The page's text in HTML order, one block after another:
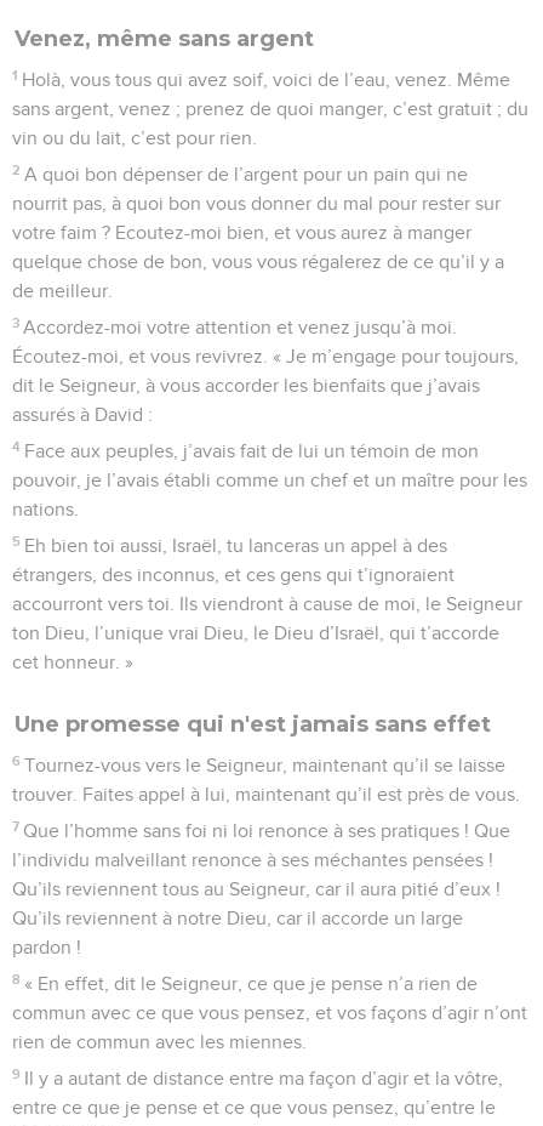
Venez, même sans argent
1 Holà, vous tous qui avez soif, voici de l’eau, venez. Même
sans argent, venez ; prenez de quoi manger, c’est gratuit ; du
vin ou du lait, c’est pour rien.
2 A quoi bon dépenser de l’argent pour un pain qui ne
nourrit pas, à quoi bon vous donner du mal pour rester sur
votre faim ? Ecoutez-moi bien, et vous aurez à manger
quelque chose de bon, vous vous régalerez de ce qu’il y a
de meilleur.
3 Accordez-moi votre attention et venez jusqu’à moi.
Écoutez-moi, et vous revivrez. « Je m’engage pour toujours,
dit le Seigneur, à vous accorder les bienfaits que j’avais
assurés à David :
4 Face aux peuples, j’avais fait de lui un témoin de mon
pouvoir, je l’avais établi comme un chef et un maître pour les
nations.
5 Eh bien toi aussi, Israël, tu lanceras un appel à des
étrangers, des inconnus, et ces gens qui t’ignoraient
accourront vers toi. Ils viendront à cause de moi, le Seigneur
ton Dieu, l’unique vrai Dieu, le Dieu d’Israël, qui t’accorde
cet honneur. »
Une promesse qui n'est jamais sans effet
6 Tournez-vous vers le Seigneur, maintenant qu’il se laisse
trouver. Faites appel à lui, maintenant qu’il est près de vous.
7 Que l’homme sans foi ni loi renonce à ses pratiques ! Que
l’individu malveillant renonce à ses méchantes pensées !
Qu’ils reviennent tous au Seigneur, car il aura pitié d’eux !
Qu’ils reviennent à notre Dieu, car il accorde un large
pardon !
8 « En effet, dit le Seigneur, ce que je pense n’a rien de
commun avec ce que vous pensez, et vos façons d’agir n’ont
rien de commun avec les miennes.
9 Il y a autant de distance entre ma façon d’agir et la vôtre,
entre ce que je pense et ce que vous pensez, qu’entre le